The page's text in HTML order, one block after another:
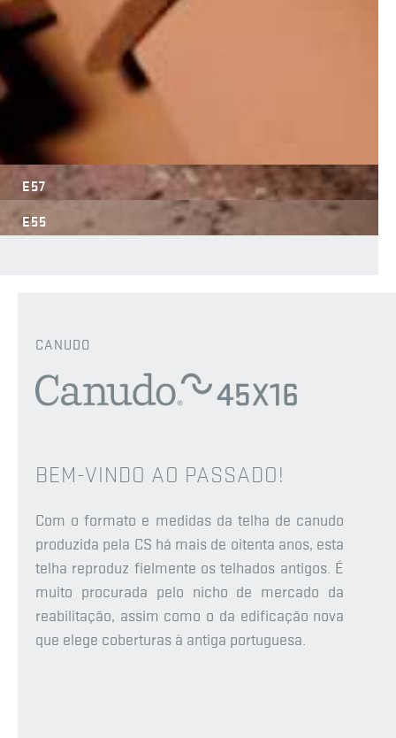
E57
E55
CANUDO
BEM-VINDO AO PASSADO!
Com o formato e medidas da telha de canudo
produzida pela CS há mais de oitenta anos, esta
telha reproduz fielmente os telhados antigos. É
muito procurada pelo nicho de mercado da
reabilitação, assim como o da edificação nova
que elege coberturas à antiga portuguesa.